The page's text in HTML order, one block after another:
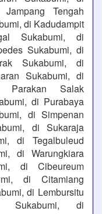
Tengah
di Kadudampit
Sukabumi, di
Sukabumi, di
Sukabumi, di
Sukabumi, di
Parakan Salak
di Purabaya
di Simpenan
di Sukaraja
di Tegalbuleud
di Warungkiara
di Cibeureum
di Citamiang
di Lembursitu
Sukabumi, di